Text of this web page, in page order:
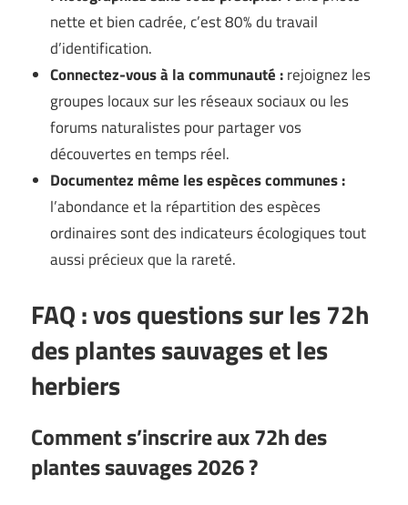
nette et bien cadrée, c’est 80% du travail
d’identification.
Connectez-vous à la communauté :rejoignez les
groupes locaux sur les réseaux sociaux ou les
forums naturalistes pour partager vos
découvertes en temps réel.
Documentez même les espèces communes :
l’abondance et la répartition des espèces
ordinaires sont des indicateurs écologiques tout
aussi précieux que la rareté.
FAQ : vos questions sur les 72h
des plantes sauvages et les
herbiers
Comment s’inscrire aux 72h des
plantes sauvages 2026 ?